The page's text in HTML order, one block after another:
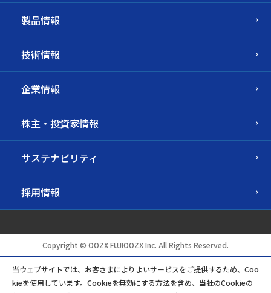
製品情報
技術情報
企業情報
株主・投資家情報
サステナビリティ
採用情報
Copyright © OOZX FUJIOOZX Inc. All Rights Reserved.
当ウェブサイトでは、お客さまによりよいサービスをご提供するため、Coo
kieを使用しています。Cookieを無効にする方法を含め、当社のCookieの